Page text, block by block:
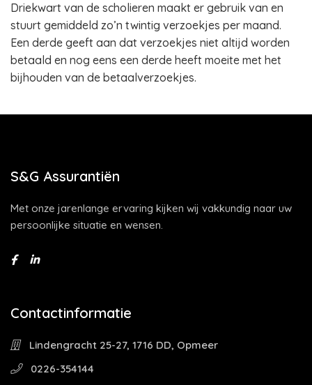
Driekwart van de scholieren maakt er gebruik van en
stuurt gemiddeld zo’n twintig verzoekjes per maand.
Een derde geeft aan dat verzoekjes niet altijd worden
betaald en nog eens een derde heeft moeite met het
bijhouden van de betaalverzoekjes.
S&G Assurantiën
Met onze jarenlange ervaring kijken wij vakkundig naar uw
persoonlijke situatie en wensen.
Contactinformatie
Lindengracht 25-27, 1716 DD, Opmeer
0226-354144